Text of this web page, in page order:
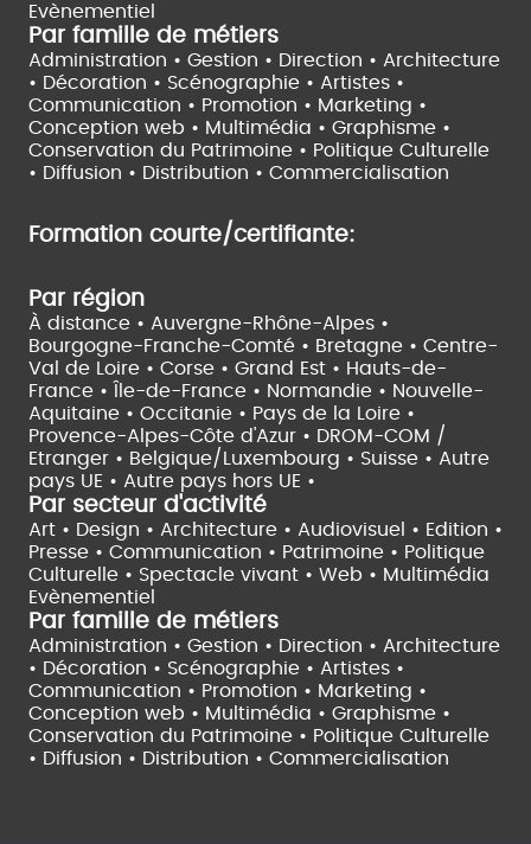
Evènementiel
Par famille de métiers
Administration • Gestion • Direction • Architecture
• Décoration • Scénographie • Artistes •
Communication • Promotion • Marketing •
Conception web • Multimédia • Graphisme •
Conservation du Patrimoine • Politique Culturelle
• Diffusion • Distribution • Commercialisation
Formation courte/certifiante:
Par région
À distance • Auvergne-Rhône-Alpes •
Bourgogne-Franche-Comté • Bretagne • Centre-
Val de Loire • Corse • Grand Est • Hauts-de-
France •
Île-de-France • Normandie • Nouvelle-
Aquitaine • Occitanie • Pays de la Loire •
Provence-Alpes-Côte d'Azur • DROM-COM /
Etranger • Belgique/Luxembourg • Suisse • Autre
pays UE • Autre pays hors UE •
Par secteur d'activité
Art • Design • Architecture • Audiovisuel • Edition •
Presse • Communication • Patrimoine • Politique
Culturelle • Spectacle vivant • Web • Multimédia
Evènementiel
Par famille de métiers
Administration • Gestion • Direction • Architecture
• Décoration • Scénographie • Artistes •
Communication • Promotion • Marketing •
Conception web • Multimédia • Graphisme •
Conservation du Patrimoine • Politique Culturelle
• Diffusion • Distribution • Commercialisation